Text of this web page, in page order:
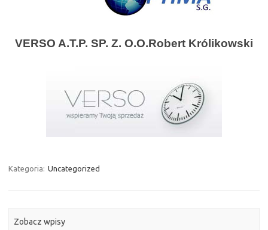
VERSO A.T.P. SP. Z. O.O.Robert Królikowski
Kategoria: Uncategorized
Zobacz wpisy